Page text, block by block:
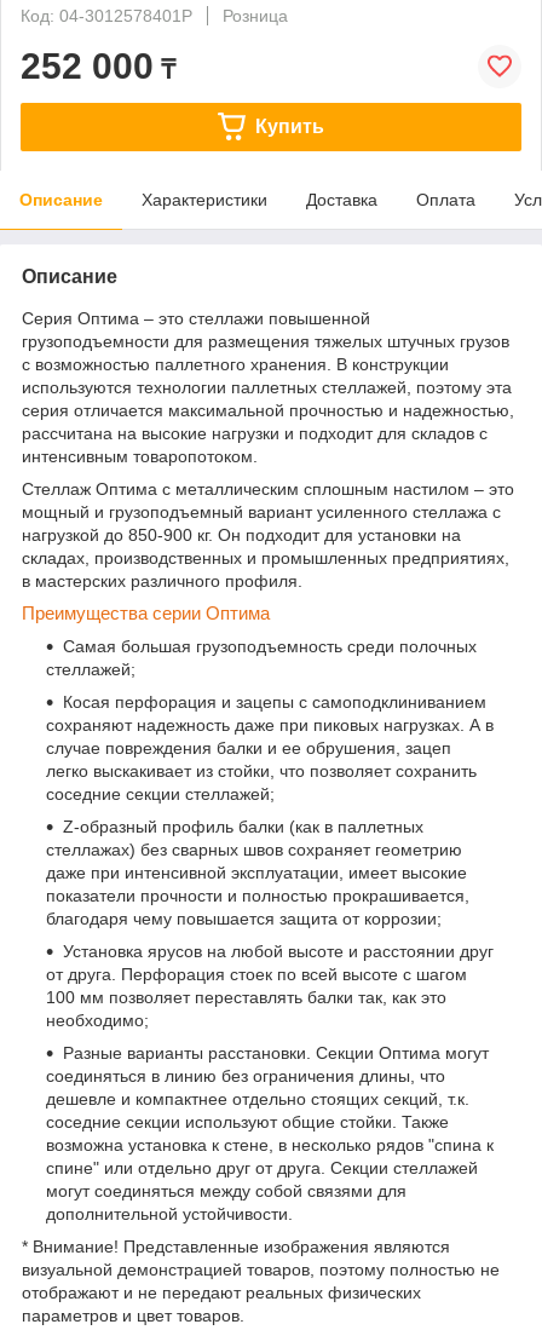
Код: 04-3012578401P
Розница
252 000 ₸
Купить
Описание Характеристики Доставка Оплата
Описание
Серия Оптима – это стеллажи повышенной
грузоподъемности для размещения тяжелых штучных грузов
с возможностью паллетного хранения. В конструкции
используются технологии паллетных стеллажей, поэтому эта
серия отличается максимальной прочностью и надежностью,
рассчитана на высокие нагрузки и подходит для складов с
интенсивным товаропотоком.
Стеллаж Оптима с металлическим сплошным настилом – это
мощный и грузоподъемный вариант усиленного стеллажа с
нагрузкой до 850-900 кг. Он подходит для установки на
складах, производственных и промышленных предприятиях,
в мастерских различного профиля.
Преимущества серии Оптима
Самая большая грузоподъемность среди полочных
стеллажей;
Косая перфорация и зацепы с самоподклиниванием
сохраняют надежность даже при пиковых нагрузках. А в
случае повреждения балки и ее обрушения, зацеп
легко выскакивает из стойки, что позволяет сохранить
соседние секции стеллажей;
Z-образный профиль балки (как в паллетных
стеллажах) без сварных швов сохраняет геометрию
даже при интенсивной эксплуатации, имеет высокие
показатели прочности и полностью прокрашивается,
благодаря чему повышается защита от коррозии;
Установка ярусов на любой высоте и расстоянии друг
от друга. Перфорация стоек по всей высоте с шагом
100 мм позволяет переставлять балки так, как это
необходимо;
Разные варианты расстановки. Секции Оптима могут
соединяться в линию без ограничения длины, что
дешевле и компактнее отдельно стоящих секций, т.к.
соседние секции используют общие стойки. Также
возможна установка к стене, в несколько рядов "спина к
спине" или отдельно друг от друга. Секции стеллажей
могут соединяться между собой связями для
дополнительной устойчивости.
* Внимание! Представленные изображения являются
визуальной демонстрацией товаров, поэтому полностью не
отображают и не передают реальных физических
параметров и цвет товаров.